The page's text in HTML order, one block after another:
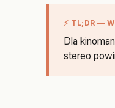
⚡ TL;DR —
Dla
stereo